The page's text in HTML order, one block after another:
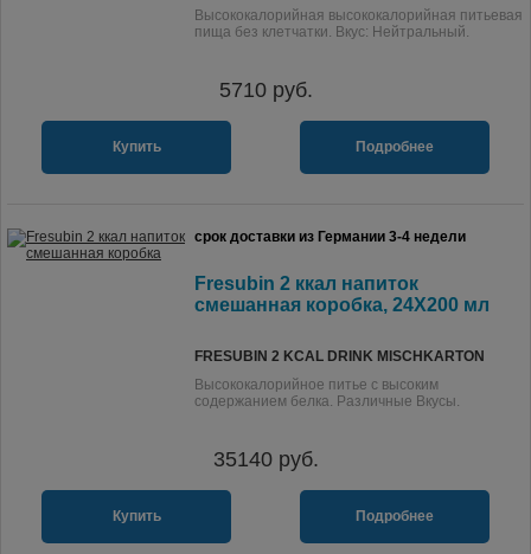
Высококалорийная высококалорийная питьевая
пища без клетчатки. Вкус: Нейтральный.
5710руб.
Купить Подробнее
срок доставки из Германии 3-4 недели
Fresubin 2 ккал напиток
смешанная коробка, 24X200 мл
FRESUBIN 2 KCAL DRINK MISCHKARTON
Высококалорийное питье с высоким
содержанием белка. Различные Вкусы.
35140руб.
Купить Подробнее